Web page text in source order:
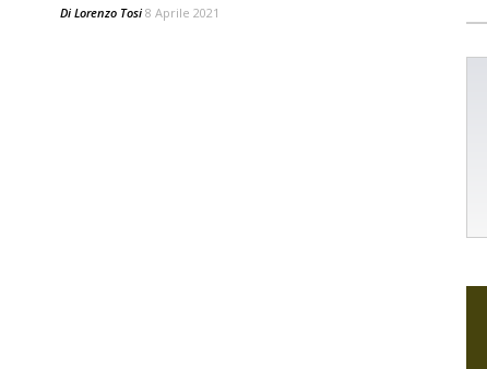
Di Lorenzo Tosi 8 Aprile 2021